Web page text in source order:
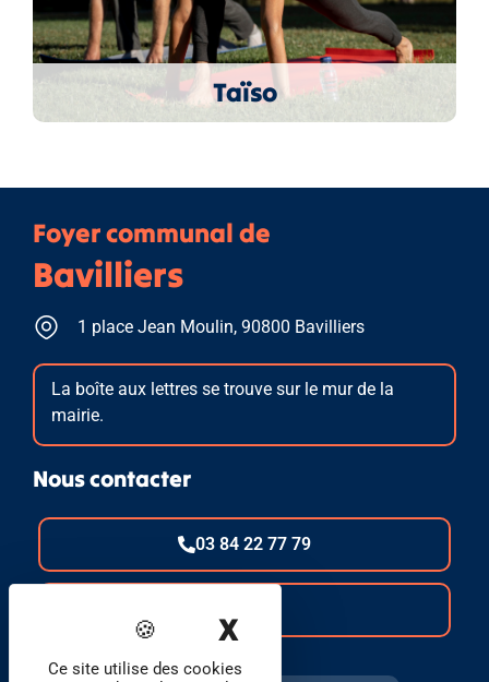
Taïso
Foyer communal de
Bavilliers
1 place Jean Moulin, 90800 Bavilliers
La boîte aux lettres se trouve sur le mur de la
mairie.
Nous contacter
03 84 22 77 79
Ce site utilise des cookies
X Masquer le